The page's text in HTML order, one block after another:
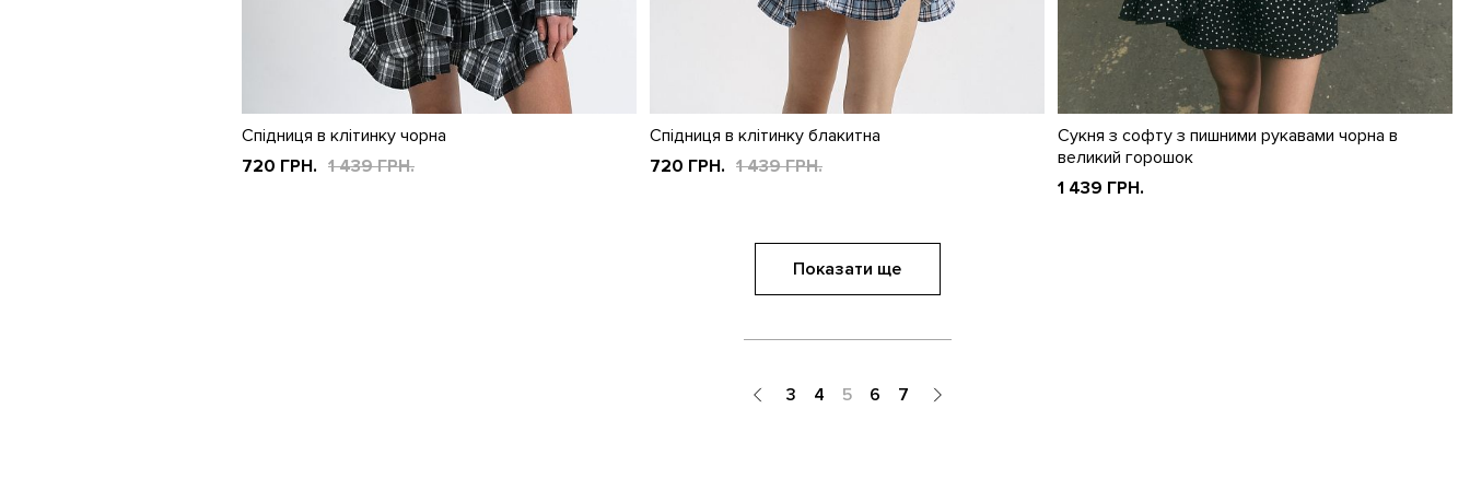
Спідниця в клітинку чорна
720 ГРН. 1 439 ГРН.
Спідниця в клітинку блакитна
720 ГРН. 1 439 ГРН.
Сукня з софту з пишними рукавами чорна в
великий горошок
1 439 ГРН.
Показати ще
3 4 5 6 7